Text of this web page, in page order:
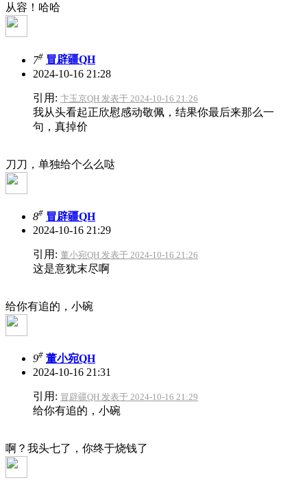
从容！哈哈
7# 冒辟疆QH
2024-10-16 21:28
引用: 卞玉京QH 发表于 2024-10-16 21:26
我从头看起正欣慰感动敬佩，结果你最后来那么一
句，真掉价
刀刀，单独给个么么哒
8# 冒辟疆QH
2024-10-16 21:29
引用: 董小宛QH 发表于 2024-10-16 21:26
这是意犹末尽啊
给你有追的，小碗
9# 董小宛QH
2024-10-16 21:31
引用: 冒辟疆QH 发表于 2024-10-16 21:29
给你有追的，小碗
啊？我头七了 ，你终于烧钱了